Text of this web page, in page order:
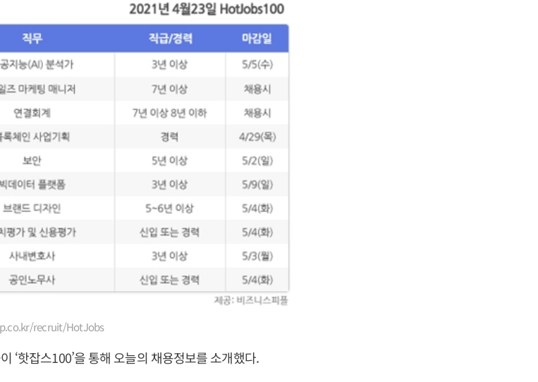
recruit/HotJobs
‘핫잡스100’을 통해 오늘의 채용정보를 소개했다.